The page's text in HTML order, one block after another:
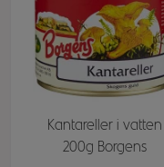
Kantareller i vatten
200g Borgens